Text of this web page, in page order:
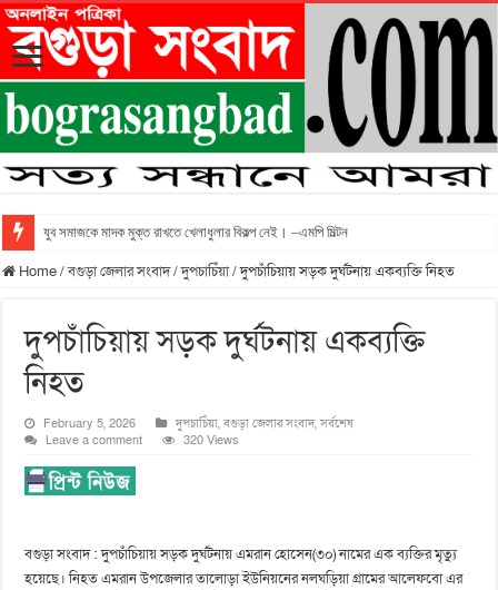
যুব সমাজকে মাদক মুক্ত রাখতে খেলাধুলার বিকল্প নেই। –এমপি মিল্টন
Home/বগুড়া জেলার সংবাদ/দুপচাচিঁয়া/দুপচাঁচিয়ায় সড়ক দুর্ঘটনায় একব্যক্তি নিহত
দুপচাঁচিয়ায় সড়ক দুর্ঘটনায় একব্যক্তি
নিহত
February 5, 2026 দুপচাচিঁয়া,বগুড়া জেলার সংবাদ,সর্বশেষ
Leave a comment
320 Views
বগুড়া সংবাদ : দুপচাঁচিয়ায় সড়ক দুর্ঘটনায় এমরান হোসেন(৩০) নামের এক ব্যক্তির মৃত্যু
হয়েছে। নিহত এমরান উপজেলার তালোড়া ইউনিয়নের নলঘড়িয়া গ্রামের আলেফবো এর